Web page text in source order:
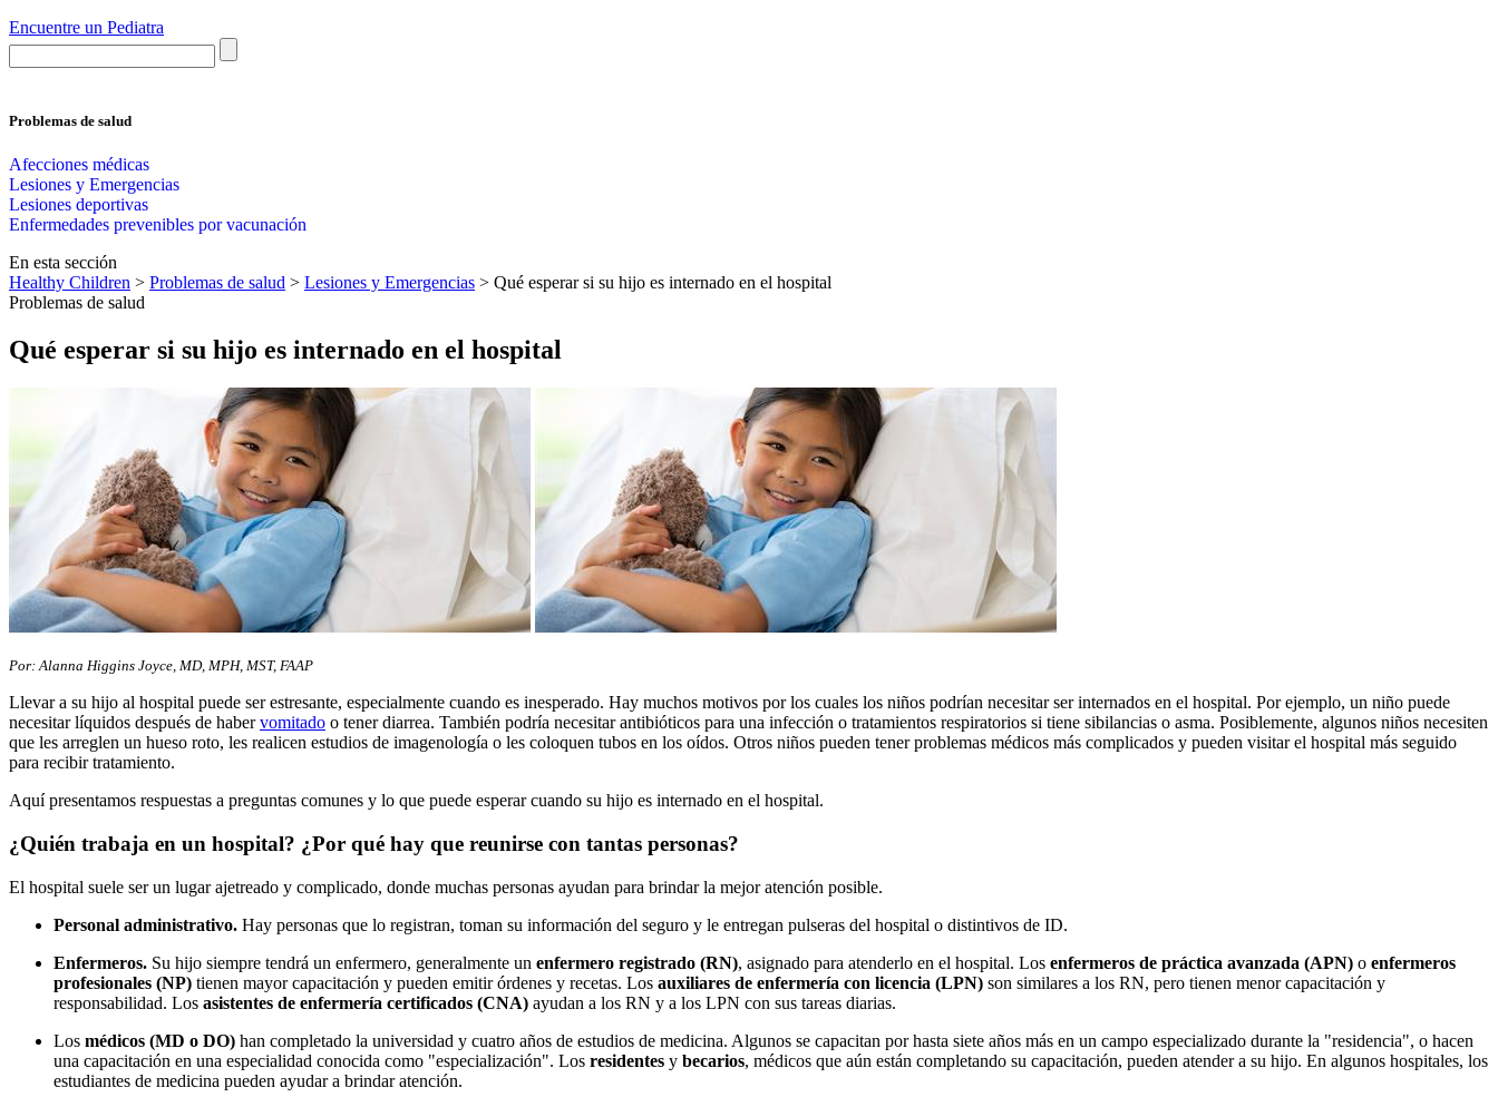
Encuentre un Pediatra
Problemas de salud
Afecciones médicas
Lesiones y Emergencias
Lesiones deportivas
Enfermedades prevenibles por vacunación
En esta sección
Healthy Children > Problemas de salud > Lesiones y Emergencias > Qué esperar si su hijo es internado en el hospital
Problemas de salud
Qué esperar si su hijo es internado en el hospital
Por: Alanna Higgins Joyce, MD, MPH, MST, FAAP
Llevar a su hijo al hospital puede ser estresante, especialmente cuando es inesperado. Hay muchos motivos por los cuales los niños podrían necesitar ser internados en el hospital. Por ejemplo, un niño puede
necesitar líquidos después de habervomitado o tener diarrea. También podría necesitar antibióticos para una infección o tratamientos respiratorios si tiene sibilancias o asma. Posiblemente, algunos niños necesiten
que les arreglen un hueso roto, les realicen estudios de imagenología o les coloquen tubos en los oídos. Otros niños pueden tener problemas médicos más complicados y pueden visitar el hospital más seguido
para recibir tratamiento.
Aquí presentamos respuestas a preguntas comunes y lo que puede esperar cuando su hijo es internado en el hospital.
¿Quién trabaja en un hospital? ¿Por qué hay que reunirse con tantas personas?
El hospital suele ser un lugar ajetreado y complicado, donde muchas personas ayudan para brindar la mejor atención posible.
Personal administrativo. Hay personas que lo registran, toman su información del seguro y le entregan pulseras del hospital o distintivos de ID.
Enfermeros. Su hijo siempre tendrá un enfermero, generalmente un enfermero registrado (RN), asignado para atenderlo en el hospital. Los enfermeros de práctica avanzada (APN) o enfermeros
profesionales (NP) tienen mayor capacitación y pueden emitir órdenes y recetas. Los auxiliares de enfermería con licencia (LPN) son similares a los RN, pero tienen menor capacitación y
responsabilidad. Los asistentes de enfermería certificados (CNA) ayudan a los RN y a los LPN con sus tareas diarias.
Los médicos (MD o DO) han completado la universidad y cuatro años de estudios de medicina. Algunos se capacitan por hasta siete años más en un campo especializado durante la "residencia", o hacen
una capacitación en una especialidad conocida como "especialización". Los residentes y becarios, médicos que aún están completando su capacitación, pueden atender a su hijo. En algunos hospitales, los
estudiantes de medicina pueden ayudar a brindar atención.